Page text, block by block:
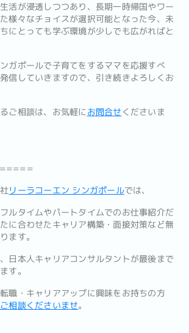
活が浸透しつつあり、長期一時帰国やワー
様々なチョイスが選択可能となった今、未
にとっても学ぶ環境が少しでも広がればと
ガポールで子育てをするママを応援すべ
信していきますので、引き続きよろしくお
ご相談は、お気軽にお問合せ くださいま
リーラコーエン シンガポールでは、
ルタイムやパートタイムでのお仕事紹介だ
に合わせたキャリア構築・ 面接対策など無
ます。
日本人キャリアコンサルタントが最後まで
す。
職・キャリアアップに興味をお持ちの方
相談くださいませ。